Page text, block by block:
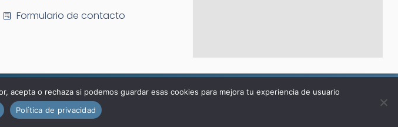
Formulario de contacto
2025.
byPI Marketing
acepta o rechaza si podemos guardar esas cookies para mejora tu experiencia de usuario
Política de privacidad